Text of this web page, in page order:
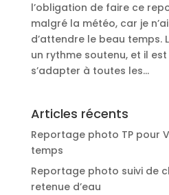
l’obligation de faire ce
malgré la météo, car je
d’attendre le beau temps.
un rythme soutenu, et il
s’adapter à toutes les...
Articles récents
Reportage photo TP pour
temps
Reportage photo suivi de
retenue d’eau